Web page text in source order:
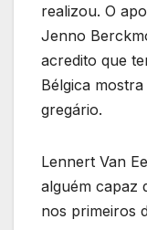
realizou. O
Jenno
acredito que
Bélgica
gregário.
Lennert Van
alguém capaz
nos primeiros